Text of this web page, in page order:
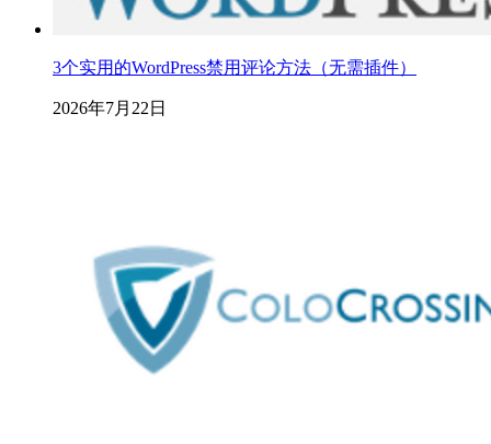
3个实用的WordPress禁用评论方法（无需插件）
2026年7月22日